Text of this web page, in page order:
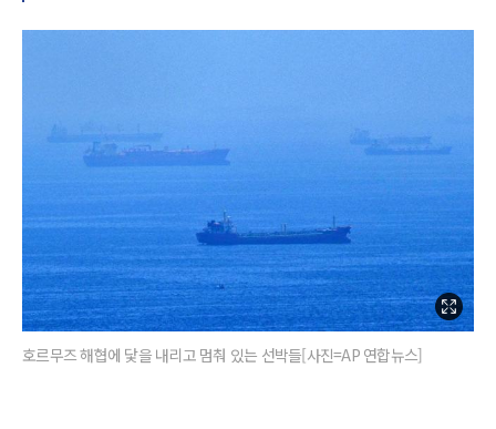
호르무즈 해협에 닻을 내리고 멈춰 있는 선박들[사진=AP 연합뉴스]